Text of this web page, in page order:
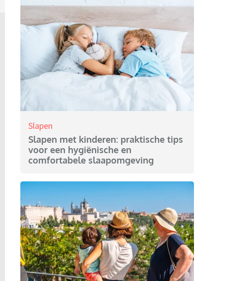
Slapen
Slapen met kinderen: praktische tips
voor een hygiënische en
comfortabele slaapomgeving